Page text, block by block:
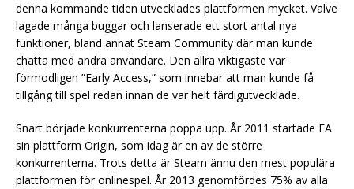
denna kommande tiden utvecklades plattformen mycket. Valve
lagade många buggar och lanserade ett stort antal nya
funktioner, bland annat Steam Community där man kunde
chatta med andra användare. Den allra viktigaste var
förmodligen ”Early Access,” som innebar att man kunde få
tillgång till spel redan innan de var helt färdigutvecklade.
Snart började konkurrenterna poppa upp. År 2011 startade EA
sin plattform Origin, som idag är en av de större
konkurrenterna. Trots detta är Steam ännu den mest populära
plattformen för onlinespel. År 2013 genomfördes 75% av alla